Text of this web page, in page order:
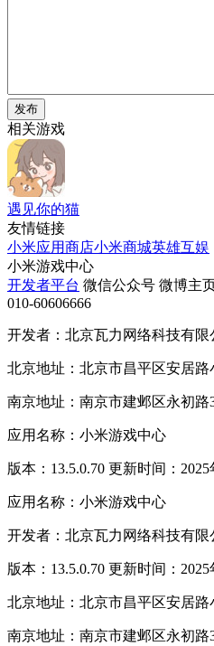
发布
相关游戏
遇见你的猫
友情链接
小米应用商店小米商城英雄互娱
小米游戏中心
开发者平台 微信公众号 微博主
010-60606666
开发者：北京瓦力网络科技有限
北京地址：北京市昌平区安居路
南京地址：南京市建邺区永初路
应用名称：小米游戏中心
版本：13.5.0.70 更新时间：2025
应用名称：小米游戏中心
开发者：北京瓦力网络科技有限
版本：13.5.0.70 更新时间：2025
北京地址：北京市昌平区安居路
南京地址：南京市建邺区永初路